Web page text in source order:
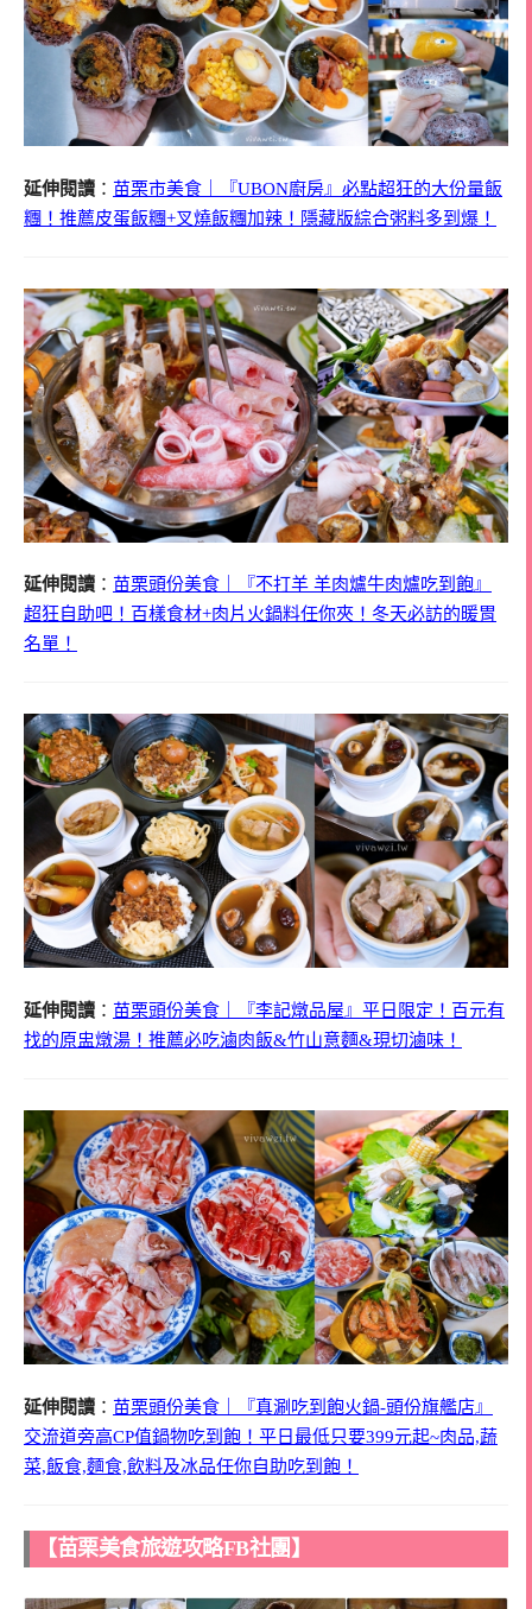
延伸閱讀 ： 苗栗市美食｜『UBON廚房』必點超狂的大份量飯
糰！推薦皮蛋飯糰+叉燒飯糰加辣！隱藏版綜合粥料多到爆！
延伸閱讀 ： 苗栗頭份美食｜『不打羊 羊肉爐牛肉爐吃到飽』
超狂自助吧！百樣食材+肉片火鍋料任你夾！冬天必訪的暖胃
名單！
延伸閱讀 ： 苗栗頭份美食｜『李記燉品屋』平日限定！百元有
找的原盅燉湯！推薦必吃滷肉飯&竹山意麵&現切滷味！
延伸閱讀 ： 苗栗頭份美食｜『真涮吃到飽火鍋-頭份旗艦店』
交流道旁高CP值鍋物吃到飽！平日最低只要399元起~肉品,蔬
菜,飯食,麵食,飲料及冰品任你自助吃到飽！
【苗栗美食旅遊攻略FB社團】